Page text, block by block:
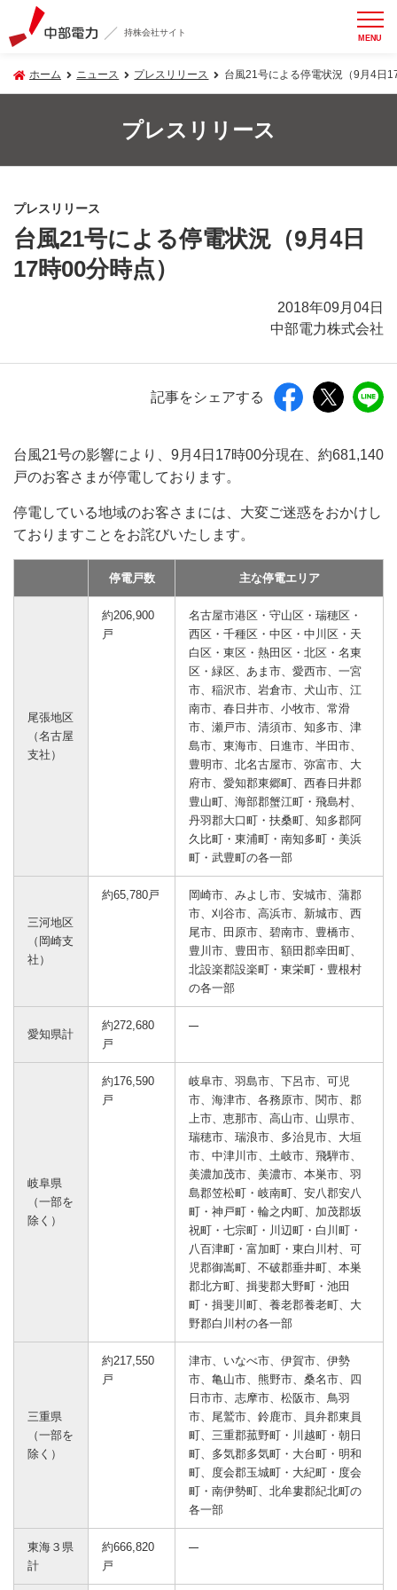
持株会社サイト MENU
ホーム ニュース プレスリリース 台風21号による停電状況（9月4日
プレスリリース
プレスリリース
台風21号による停電状況（9月4日
17時00分時点）
2018年09月04日
中部電力株式会社
記事をシェアする
台風21号の影響により、9月4日17時00分現在、約681,140
戸のお客さまが停電しております。
停電している地域のお客さまには、大変ご迷惑をおかけし
ておりますことをお詫びいたします。
停電戸数 主な停電エリア
尾張地区
（名古屋
支社）
約206,900
戸
名古屋市港区・守山区・瑞穂区・
西区・千種区・中区・中川区・天
白区・東区・熱田区・北区・名東
区・緑区、あま市、愛西市、一宮
市、稲沢市、岩倉市、犬山市、江
南市、春日井市、小牧市、常滑
市、瀬戸市、清須市、知多市、津
島市、東海市、日進市、半田市、
豊明市、北名古屋市、弥富市、大
府市、愛知郡東郷町、西春日井郡
豊山町、海部郡蟹江町・飛島村、
丹羽郡大口町・扶桑町、知多郡阿
久比町・東浦町・南知多町・美浜
町・武豊町の各一部
三河地区
（岡崎支
社）
約65,780戸
岡崎市、みよし市、安城市、蒲郡
市、刈谷市、高浜市、新城市、西
尾市、田原市、碧南市、豊橋市、
豊川市、豊田市、額田郡幸田町、
北設楽郡設楽町・東栄町・豊根村
の各一部
愛知県計
約272,680
戸
岐阜県
（一部を
除く）
約176,590
戸
岐阜市、羽島市、下呂市、可児
市、海津市、各務原市、関市、郡
上市、恵那市、高山市、山県市、
瑞穂市、瑞浪市、多治見市、大垣
市、中津川市、土岐市、飛騨市、
美濃加茂市、美濃市、本巣市、羽
島郡笠松町・岐南町、安八郡安八
町・神戸町・輪之内町、加茂郡坂
祝町・七宗町・川辺町・白川町・
八百津町・富加町・東白川村、可
児郡御嵩町、不破郡垂井町、本巣
郡北方町、揖斐郡大野町・池田
町・揖斐川町、養老郡養老町、大
野郡白川村の各一部
三重県
（一部を
除く）
約217,550
戸
津市、いなべ市、伊賀市、伊勢
市、亀山市、熊野市、桑名市、四
日市市、志摩市、松阪市、鳥羽
市、尾鷲市、鈴鹿市、員弁郡東員
町、三重郡菰野町・川越町・朝日
町、多気郡多気町・大台町・明和
町、度会郡玉城町・大紀町・度会
町・南伊勢町、北牟婁郡紀北町の
各一部
東海３県
計
約666,820
戸